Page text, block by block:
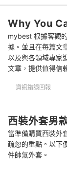
西裝外套怎麼洗？
Why You
mybest 根據客觀
據。並且在每篇文
以及與各領域專家
文章，提供值得信
資訊錯誤回報
西裝外套男
當準備購買西裝外
疏忽的重點。以下
件帥氣外套。